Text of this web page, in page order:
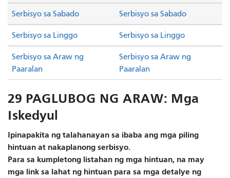
Serbisyo sa Sabado Serbisyo sa Sabado
Serbisyo sa Linggo Serbisyo sa Linggo
Serbisyo sa Araw ng
Paaralan
Serbisyo sa Araw ng
Paaralan
29 PAGLUBOG NG ARAW: Mga
Iskedyul
Ipinapakita ng talahanayan sa ibaba ang mga piling
hintuan at nakaplanong serbisyo.
Para sa kumpletong listahan ng mga hintuan, na may
mga link sa lahat ng hintuan para sa mga detalye ng